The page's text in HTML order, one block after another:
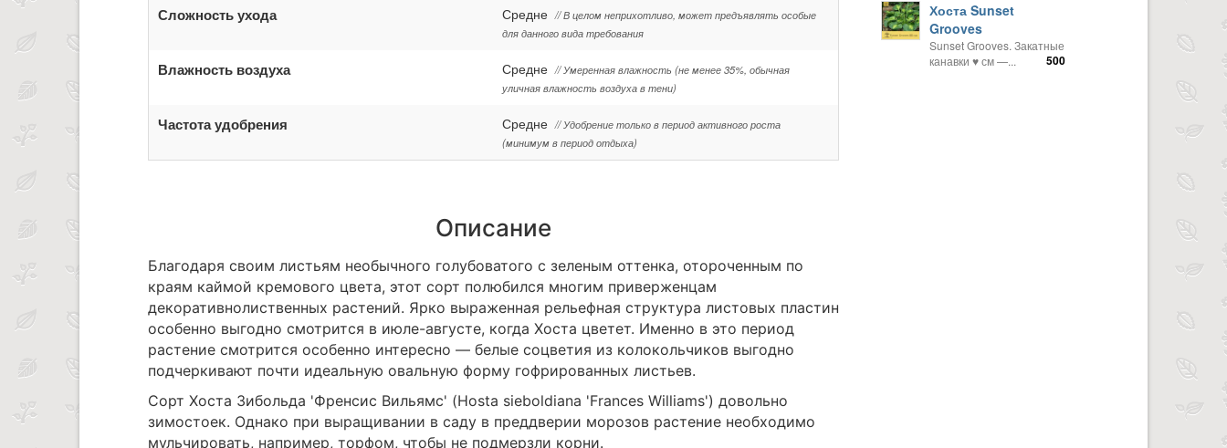
Сложность ухода Средне // В целом неприхотливо, может предъявлять особые
для данного вида требования
Влажность воздуха Средне // Умеренная влажность (не менее 35%, обычная
уличная влажность воздуха в тени)
Частота удобрения Средне // Удобрение только в период активного роста
(минимум в период отдыха)
Описание
Благодаря своим листьям необычного голубоватого с зеленым оттенка, отороченным по
краям каймой кремового цвета, этот сорт полюбился многим приверженцам
декоративнолиственных растений. Ярко выраженная рельефная структура листовых пластин
особенно выгодно смотрится в июле-августе, когда Хоста цветет. Именно в это период
растение смотрится особенно интересно — белые соцветия из колокольчиков выгодно
подчеркивают почти идеальную овальную форму гофрированных листьев.
Сорт Хоста Зибольда 'Френсис Вильямс' (Hosta sieboldiana 'Frances Williams') довольно
зимостоек. Однако при выращивании в саду в преддверии морозов растение необходимо
мульчировать, например, торфом, чтобы не подмерзли корни.
Хоста Sunset
Grooves
Sunset Grooves. Закатные
канавки ♥ см —...
500